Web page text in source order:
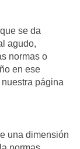
se da
agudo,
normas o
en ese
página
una dimensión